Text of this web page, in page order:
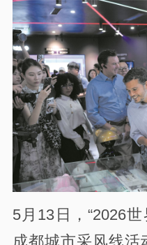
5月13日，“2026
成都城市采风线活